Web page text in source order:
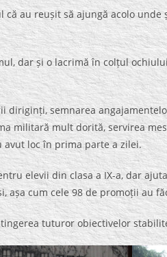
reușit să ajungă acolo unde
dar și o lacrimă în colțul
diriginți, semnarea
militară mult dorită, servirea
loc în prima parte a zilei.
elevii din clasa a IX-a, dar
cum cele 98 de promoții au
tuturor obiectivelor